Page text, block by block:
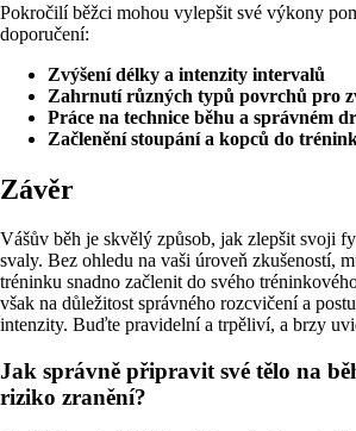
Pokročilí běžci mohou vylepšit své výkony
doporučení:
Zvýšení délky a intenzity intervalů
Zahrnutí různých typů povrchů pro
Práce na technice běhu a správném
Začlenění stoupání a kopců do
Závěr
Vášův běh je skvělý způsob, jak zlepšit svoji
svaly. Bez ohledu na vaši úroveň zkušeností,
tréninku snadno začlenit do svého
však na důležitost správného rozcvičení a
intenzity. Buďte pravidelní a trpěliví, a brzy
Jak správně připravit své tělo na
riziko zranění?